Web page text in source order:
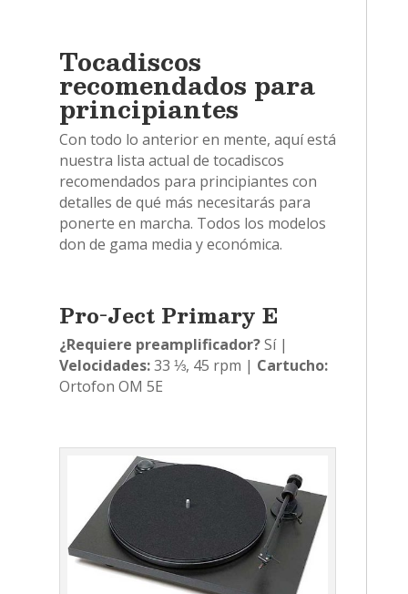
Tocadiscos
recomendados para
principiantes
Con todo lo anterior en mente, aquí está
nuestra lista actual de tocadiscos
recomendados para principiantes con
detalles de qué más necesitarás para
ponerte en marcha. Todos los modelos
don de gama media y económica.
Pro-Ject Primary E
¿Requiere preamplificador?Sí |
Velocidades:33 ⅓, 45 rpm | Cartucho:
Ortofon OM 5E